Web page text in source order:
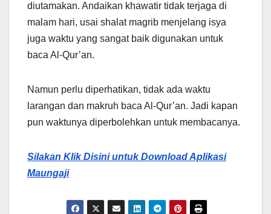
diutamakan. Andaikan khawatir tidak terjaga di
malam hari, usai shalat magrib menjelang isya
juga waktu yang sangat baik digunakan untuk
baca Al-Qur’an.
Namun perlu diperhatikan, tidak ada waktu
larangan dan makruh baca Al-Qur’an. Jadi kapan
pun waktunya diperbolehkan untuk membacanya.
Silakan Klik Disini untuk Download Aplikasi
Maungaji